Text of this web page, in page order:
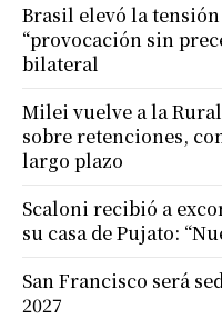
Brasil elevó la
“provocación sin
bilateral
Milei vuelve a la
sobre retenciones,
largo plazo
Scaloni recibió a
su casa de Pujato:
San Francisco será
2027